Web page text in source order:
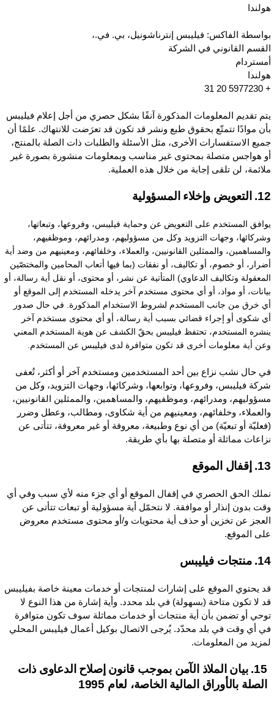
الفاكس: فيليبس إنترناشونيل، بي. في.،
القانوني في الشركة
+
تقديم المعلومات المذكورة آنفًا بشكل حصري من أجل إعلام فيليبس
موادًا تتمتّع بحقوق طبع ونشر قد تكون قد تعرَضت للانتهاك. علمًا أن
الاستفسارات الأخرى، مثل الأسئلة والطلبات ذات الصلة بالمنتج،
هواجس متصلة بمحتوى غير مناسب وبمعلومات منشورة بصورة غير
لن تلقى إجابة من خلال هذه العملية.
وإخلاء المسؤولية
المستخدم على التعويض عن وحماية فيليبس، وفروعها، وتبعاتها،
وجهات التزويد وكل من مسؤوليهم، ومدرائهم، وموظفيهم،
والممثلين القانونيين، والعملاء، وخلفائهم، ومعينيهم من وضد أية
أو خصوم، أو تكاليف، أو نفقات (بما فيها أتعاب المحامين والمختصّين
وتكاليف الدعاوي) المتأتية عن نشر، أو محتوى، أو نقل أية رسالة، أو
أو مواد، أو أي محتوى مستخدم آخر يدخله المستخدم إلى الموقع أو
خرق من جانب المستخدم لشروط الاستخدام المذكورة. في حال صدور
شكوى أو إجراء قضائي بسبب أية رسالة، أو أي محتوى مستخدم آخر
المستخدم، تحتفظ فيليبس بحقّ الكشف عن هوية المستخدم المعني
أية معلومات أخرى قد تكون متوافرة لدى فيليبس عن المستخدم.
حال نشب نزاع بين أحد المستخدمين ومستخدم آخر أو أكثر، تُعفى
فيليبس، وفروعها، وتوابعها، وشركائها، وجهات التزويد، وكل من
ومدرائهم، وموظفيهم، والمساهمين، والممثلين القانونيين،
وخلفائهم، ومعينيهم من أية شكاوى، ومطالب، وعطل وضرر
أو تبعيّة) من أي نوع وطبيعة، معروفة أو غير معروفة، تتأتى عن
مماثلة أو متصلة بها بأي طريقة.
الموقع
الحق الحصري في إقفال الموقع أو أي جزء منه لأي سبب وفي أي
بدون إنذار أو موافقة. لا نتحمّل أية مسؤولية أو تبعات تتأتى عن
عن تخزين أو حذف أية محتويات و/أو محتوى مستخدم معروض
الموقع.
فيليبس
يحتوي الموقع على إشارات لمنتجات أو خدمات معينة خاصة بفيليبس
لا تكون متاحة (بسهولة) في بلد محدد. وأية إشارة من هذا النوع لا
أو تضمن بأن أية منتجات أو خدمات مماثلة سوف تكون متوافرة
أي وقت في بلد محدّد. يُرجى الاتصال بوكيل أعمال فيليبس المحلي
من المعلومات.
15. بيان الملاذ الآمن بموجب قانون إصلاح الدعاوى ذات
الصلة بالأوراق المالية الخاصة، لعام 1995